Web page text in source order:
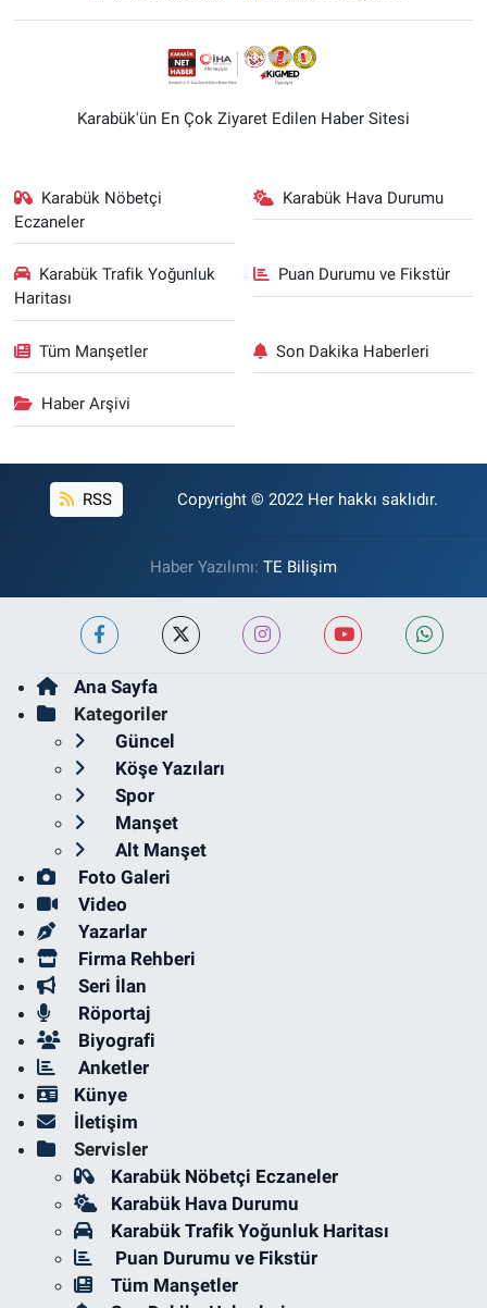
Karabük'ün En Çok Ziyaret Edilen Haber Sitesi
Karabük Nöbetçi
Eczaneler
Karabük Hava Durumu
Karabük Trafik Yoğunluk
Haritası
Puan Durumu ve Fikstür
Tüm Manşetler Son Dakika Haberleri
Haber Arşivi
RSS Copyright © 2022 Her hakkı saklıdır.
Haber Yazılımı: TE Bilişim
Ana Sayfa
Kategoriler
Güncel
Köşe Yazıları
Spor
Manşet
Alt Manşet
Foto Galeri
Video
Yazarlar
Firma Rehberi
Seri İlan
Röportaj
Biyografi
Anketler
Künye
İletişim
Servisler
Karabük Nöbetçi Eczaneler
Karabük Hava Durumu
Karabük Trafik Yoğunluk Haritası
Puan Durumu ve Fikstür
Tüm Manşetler